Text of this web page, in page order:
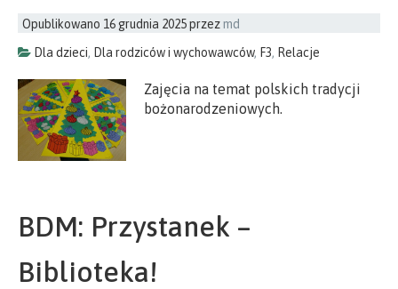
Opublikowano 16 grudnia 2025przezmd
Dla dzieci, Dla rodziców i wychowawców, F3, Relacje
Zajęcia na temat polskich tradycji
bożonarodzeniowych.
BDM: Przystanek –
Biblioteka!